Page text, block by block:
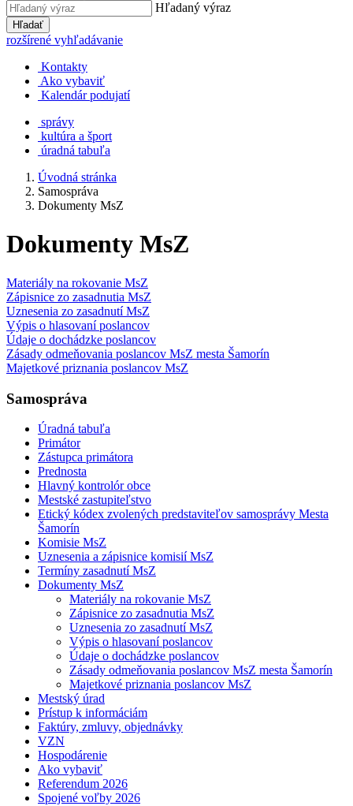
Hľadaný výraz
Hľadať
rozšírené vyhľadávanie
Kontakty
Ako vybaviť
Kalendár podujatí
správy
kultúra a šport
úradná tabuľa
Úvodná stránka
Samospráva
Dokumenty MsZ
Dokumenty MsZ
Materiály na rokovanie MsZ
Zápisnice zo zasadnutia MsZ
Uznesenia zo zasadnutí MsZ
Výpis o hlasovaní poslancov
Údaje o dochádzke poslancov
Zásady odmeňovania poslancov MsZ mesta Šamorín
Majetkové priznania poslancov MsZ
Samospráva
Úradná tabuľa
Primátor
Zástupca primátora
Prednosta
Hlavný kontrolór obce
Mestské zastupiteľstvo
Etický kódex zvolených predstaviteľov samosprávy Mesta
Šamorín
Komisie MsZ
Uznesenia a zápisnice komisií MsZ
Termíny zasadnutí MsZ
Dokumenty MsZ
Materiály na rokovanie MsZ
Zápisnice zo zasadnutia MsZ
Uznesenia zo zasadnutí MsZ
Výpis o hlasovaní poslancov
Údaje o dochádzke poslancov
Zásady odmeňovania poslancov MsZ mesta Šamorín
Majetkové priznania poslancov MsZ
Mestský úrad
Prístup k informáciám
Faktúry, zmluvy, objednávky
VZN
Hospodárenie
Ako vybaviť
Referendum 2026
Spojené voľby 2026